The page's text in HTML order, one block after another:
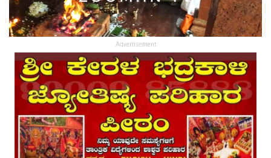
Advertisement